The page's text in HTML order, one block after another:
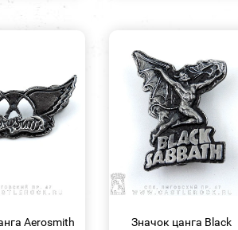
Aerosmith
Значок цанга Black